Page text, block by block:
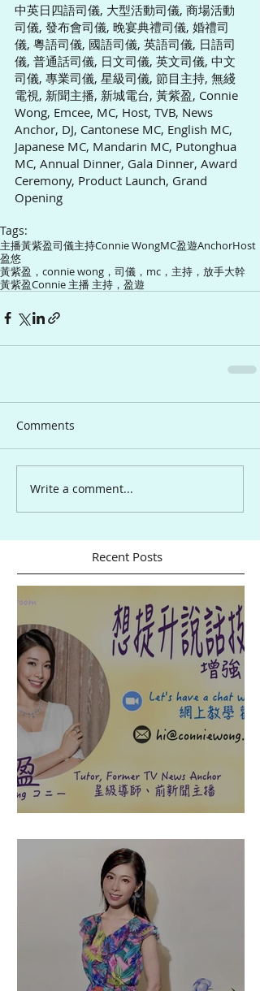
中英日四語司儀, 大型活動司儀, 商場活動
司儀, 發布會司儀, 晚宴典禮司儀, 婚禮司
儀, 粵語司儀, 國語司儀, 英語司儀, 日語司
儀, 普通話司儀, 日文司儀, 英文司儀, 中文
司儀, 專業司儀, 星級司儀, 節目主持, 無綫
電視, 新聞主播, 新城電台, 黃紫盈, Connie
Wong, Emcee, MC, Host, TVB, News
Anchor, DJ, Cantonese MC, English MC,
Japanese MC, Mandarin MC, Putonghua
MC, Annual Dinner, Gala Dinner, Award
Ceremony, Product Launch, Grand
Opening
Tags:
主播黃紫盈司儀主持Connie WongMC盈遊AnchorHost
盈悠
黃紫盈，connie wong，司儀，mc，主持，放手大幹
黃紫盈Connie 主播 主持，盈遊
Comments
Write a comment...
Recent Posts